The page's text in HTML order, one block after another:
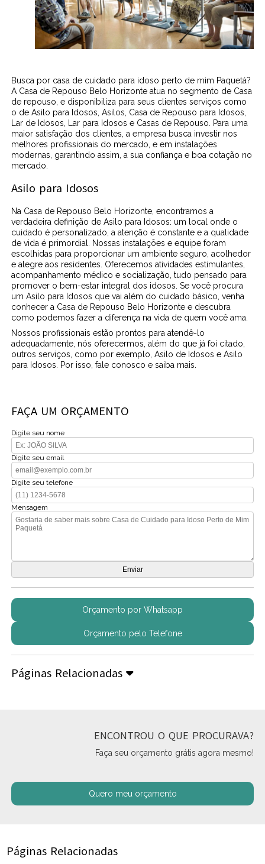
Busca por casa de cuidado para idoso perto de mim Paquetá?
A Casa de Repouso Belo Horizonte atua no segmento de Casa
de repouso, e disponibiliza para seus clientes serviços como
o de Asilo para Idosos, Asilos, Casa de Repouso para Idosos,
Lar de Idosos, Lar para Idosos e Casas de Repouso. Para uma
maior satisfação dos clientes, a empresa busca investir nos
melhores profissionais do mercado, e em instalações
modernas, garantindo assim, a sua confiança e boa cotação no
mercado.
Asilo para Idosos
Na Casa de Repouso Belo Horizonte, encontramos a
verdadeira definição de Asilo para Idosos: um local onde o
cuidado é personalizado, a atenção é constante e a qualidade
de vida é primordial. Nossas instalações e equipe foram
escolhidas para proporcionar um ambiente seguro, acolhedor
e alegre aos residentes. Oferecemos atividades estimulantes,
acompanhamento médico e socialização, tudo pensado para
promover o bem-estar integral dos idosos. Se você procura
um Asilo para Idosos que vai além do cuidado básico, venha
conhecer a Casa de Repouso Belo Horizonte e descubra
como podemos fazer a diferença na vida de quem você ama.
Nossos profissionais estão prontos para atendê-lo
adequadamente, nós oferecermos, além do que já foi citado,
outros serviços, como por exemplo, Asilo de Idosos e Asilo
para Idosos. Por isso, fale conosco e saiba mais.
FAÇA UM ORÇAMENTO
Digite seu nome
Digite seu email
Digite seu telefone
Mensagem
Orçamento por Whatsapp
Orçamento pelo Telefone
Páginas Relacionadas
ENCONTROU O QUE PROCURAVA?
Faça seu orçamento grátis agora mesmo!
Quero meu orçamento
Páginas Relacionadas